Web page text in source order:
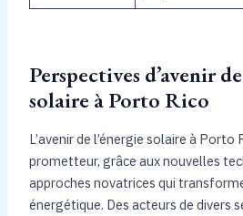
Perspectives d’avenir
solaire à Porto Rico
L’avenir de l’énergie solaire à Porto
prometteur, grâce aux nouvelles
approches novatrices qui
énergétique. Des acteurs de divers